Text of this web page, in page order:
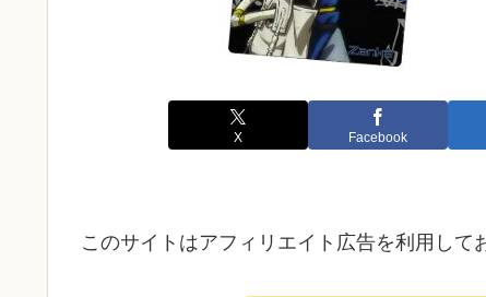
X Facebook
このサイトはアフィリエイト広告を利用して